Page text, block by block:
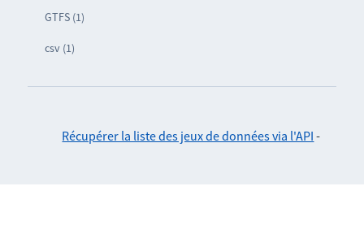
GTFS (1)
csv (1)
Récupérer la liste des jeux de données via l'API -